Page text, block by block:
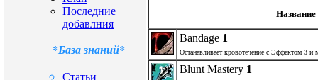
Последние
добавлния
*База знаний*
Статьи
Название
Bandage 1
Останавливает кровотечение с Эффектом 3 и
Blunt Mastery 1